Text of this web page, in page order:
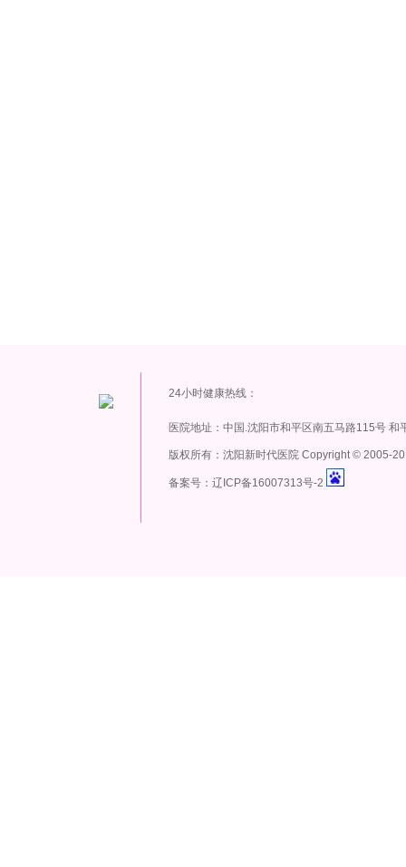
24小时健康热线：
医院地址：中国.沈阳市和平区南五马路115号 和
版权所有：沈阳新时代医院 Copyright© 2005-
备案号：辽ICP备16007313号-2